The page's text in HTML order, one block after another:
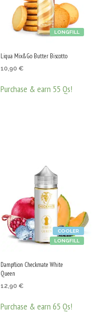
LONGFILL
Liqua Mix&Go Butter Biscotto
10,90 €
Purchase & earn 55 Qs!
LONGFILL
COOLER
Dampflion Checkmate White
Queen
12,90 €
Purchase & earn 65 Qs!